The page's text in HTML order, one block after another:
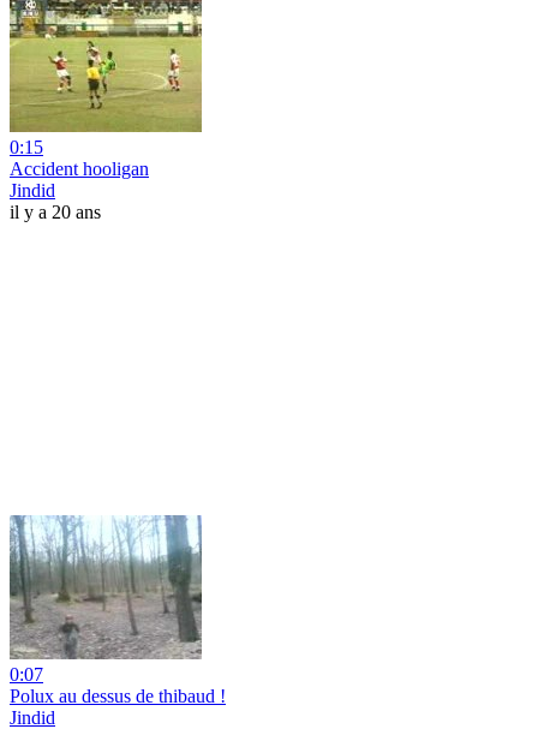
0:15
Accident hooligan
Jindid
il y a 20 ans
0:07
Polux au dessus de thibaud !
Jindid